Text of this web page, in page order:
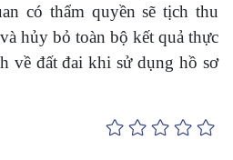
có thẩm quyền sẽ tịch thu
hủy bỏ toàn bộ kết quả thực
về đất đai khi sử dụng hồ sơ